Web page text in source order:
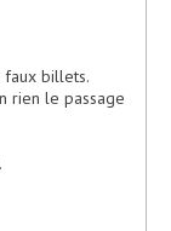
faux billets.
rien le passage